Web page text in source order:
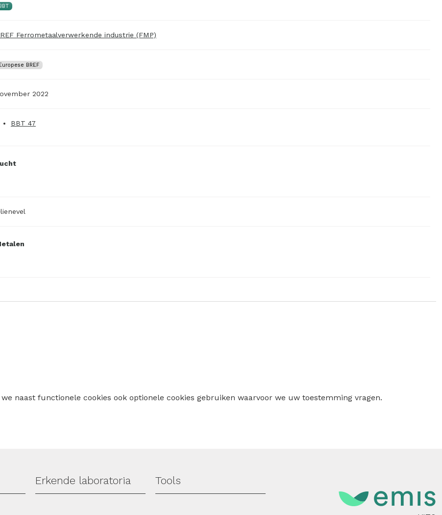
Ferrometaalverwerkende industrie (FMP)
BREF
2022
BBT 47
naast functionele cookies ook optionele cookies gebruiken waarvoor we uw toestemming vragen.
Erkende laboratoria Tools